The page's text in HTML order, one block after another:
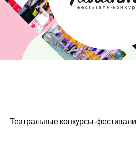
Театральные конкурсы-фестивали